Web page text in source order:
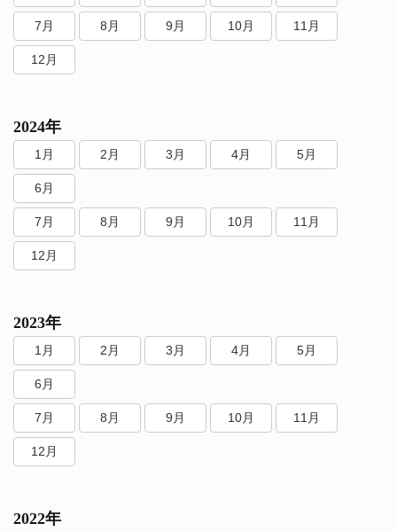
7月 8月 9月 10月 11月
12月
2024年
1月 2月 3月 4月 5月
6月
7月 8月 9月 10月 11月
12月
2023年
1月 2月 3月 4月 5月
6月
7月 8月 9月 10月 11月
12月
2022年